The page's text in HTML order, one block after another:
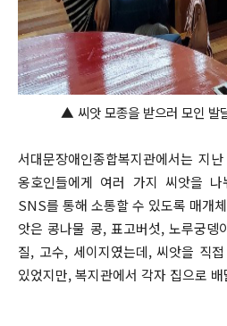
▲ 씨앗 모종을 받으러 모인 발
서대문장애인종합복지관에서는 지
옹호인들에게 여러 가지 씨앗을
SNS를 통해 소통할 수 있도록 매개
앗은 콩나물 콩, 표고버섯, 노루궁뎅
질, 고수, 세이지였는데, 씨앗을 직
있었지만, 복지관에서 각자 집으로